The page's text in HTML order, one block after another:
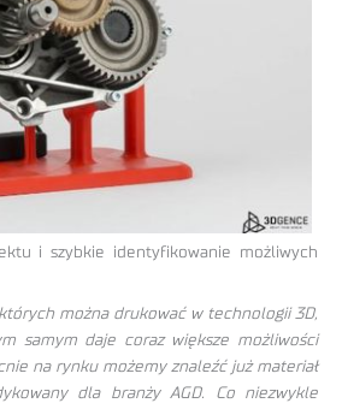
i szybkie identyfikowanie możliwych
można drukować w technologii 3D,
samym daje coraz większe możliwości
na rynku możemy znaleźć już materiał
dla branży AGD. Co niezwykle